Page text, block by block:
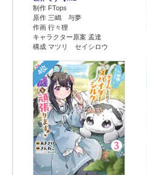
制作 FTops
原作 三嶋 与夢
作画 行々狸
キャラクター原案 孟達
構成 マツリ セイシロウ
4位